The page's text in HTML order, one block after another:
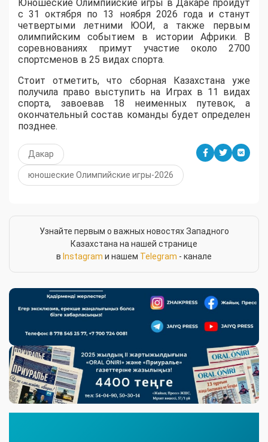
Юношеские Олимпийские игры в Дакаре пройдут
с 31 октября по 13 ноября 2026 года и станут
четвертыми летними ЮОИ, а также первым
олимпийским событием в истории Африки. В
соревнованиях примут участие около 2700
спортсменов в 25 видах спорта.
Стоит отметить, что сборная Казахстана уже
получила право выступить на Играх в 11 видах
спорта, завоевав 18 неименных путевок, а
окончательный состав команды будет определен
позднее.
Дакар
юношеские Олимпийские игры-2026
Узнайте первым о важных новостях Западного
Казахстана на нашей странице
в Instagram и нашем Telegram - канале